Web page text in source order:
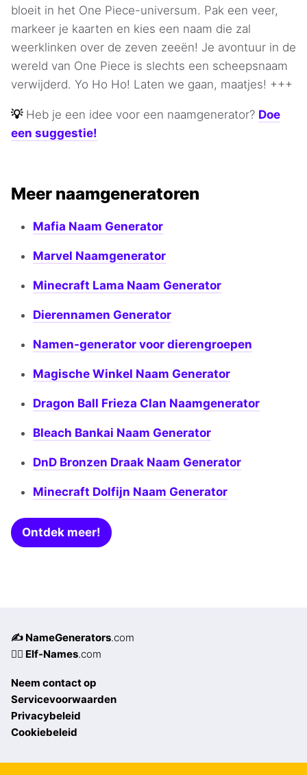
bloeit in het One Piece-universum. Pak een veer,
markeer je kaarten en kies een naam die zal
weerklinken over de zeven zeeën! Je avontuur in de
wereld van One Piece is slechts een scheepsnaam
verwijderd. Yo Ho Ho! Laten we gaan, maatjes! +++
💡 Heb je een idee voor een naamgenerator? Doe
een suggestie!
Meer naamgeneratoren
Mafia Naam Generator
Marvel Naamgenerator
Minecraft Lama Naam Generator
Dierennamen Generator
Namen-generator voor dierengroepen
Magische Winkel Naam Generator
Dragon Ball Frieza Clan Naamgenerator
Bleach Bankai Naam Generator
DnD Bronzen Draak Naam Generator
Minecraft Dolfijn Naam Generator
Ontdek meer!
✍️ NameGenerators.com
🧝‍♀️ Elf-Names.com
Neem contact op
Servicevoorwaarden
Privacybeleid
Cookiebeleid